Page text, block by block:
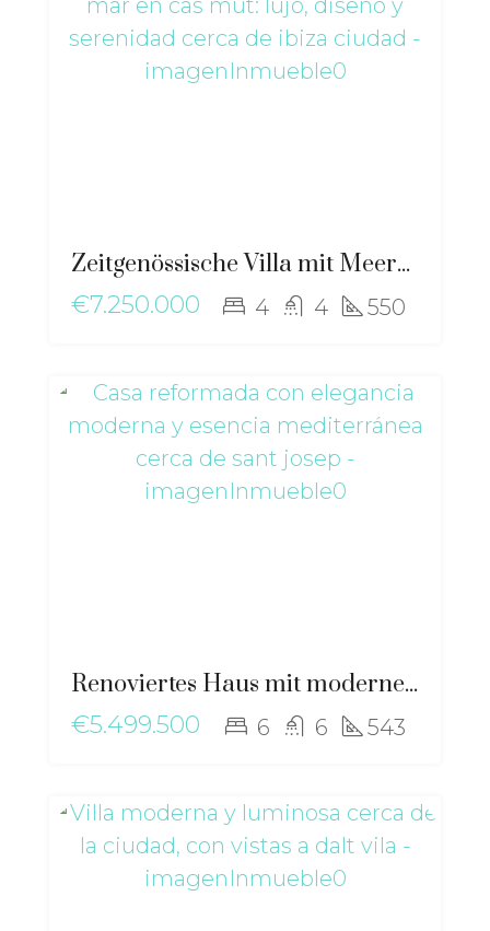
Zeitgenössische Villa mit Meerblick in Cas Mut: Luxus, Design und Ruhe in der Nähe von Ibiza-Stadt – ri-2517
€7.250.000
4 4 550
Renoviertes Haus mit moderner Eleganz und mediterranem Flair in der Nähe von Sant Josep – ma-2511
€5.499.500
6 6 543